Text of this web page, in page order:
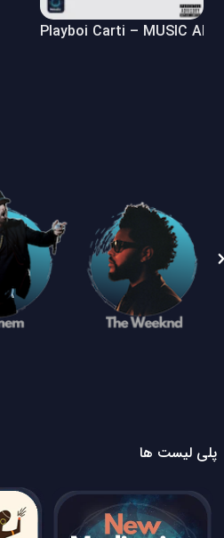
Playboi Carti – MUSIC Album
– $ome $exy $ongs 4 U Album
پلی لیست ها